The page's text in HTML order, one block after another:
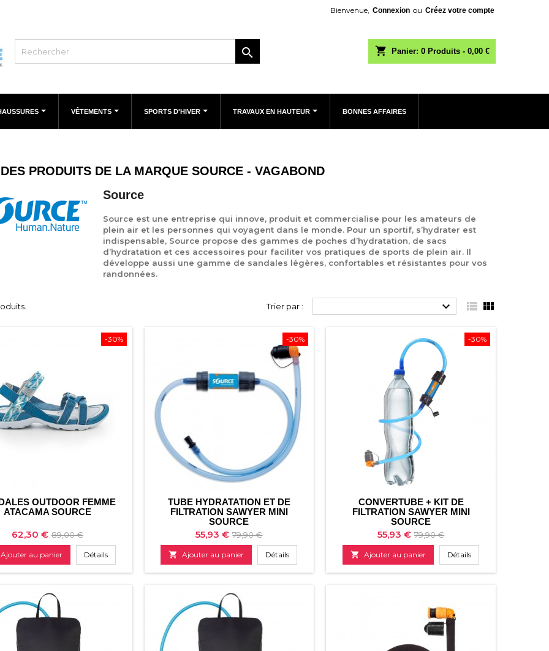
Bienvenue, Connexion ou Créez votre compte
shopping_cart Panier: 0 Produits - 0,00 €

VÊTEMENTS SPORTS D'HIVER TRAVAUX EN HAUTEUR BONNES AFFAIRES
PRODUITS DE LA MARQUE SOURCE - VAGABOND
Source
Source est une entreprise qui innove, produit et commercialise pour les amateurs de
plein air et les personnes qui voyagent dans le monde. Pour un sportif, s’hydrater est
indispensable, Source propose des gammes de poches d’hydratation, de sacs
d’hydratation et ces accessoires pour faciliter vos pratiques de sports de plein air. Il
développe aussi une gamme de sandales légères, confortables et résistantes pour vos
randonnées.
Trier par :   
-30%
OUTDOOR FEMME
ATACAMA SOURCE
Prix
62,30 € Prix
de
base
89,00 €
Ajouter au panier Détails
-30%
TUBE HYDRATATION ET DE
FILTRATION SAWYER MINI
SOURCE
Prix
55,93 € Prix
de
base
79,90 €
 Ajouter au panier Détails
-30%
CONVERTUBE + KIT DE
FILTRATION SAWYER MINI
SOURCE
Prix
55,93 € Prix
de
base
79,90 €
 Ajouter au panier Détails